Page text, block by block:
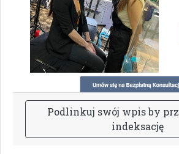
Podlinkuj swój wpisby prz
indeksację